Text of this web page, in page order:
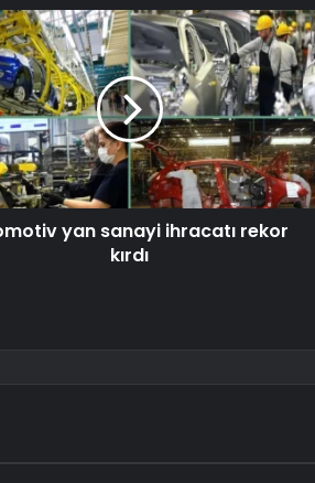
yan sanayi ihracatı rekor
kırdı